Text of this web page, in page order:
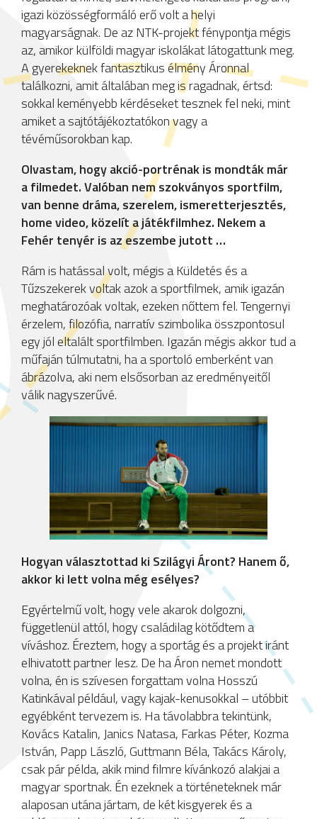
igazi közösségformáló erő volt a helyi
magyarságnak. De az NTK-projekt fénypontja mégis
az, amikor külföldi magyar iskolákat látogattunk meg.
A gyerekeknek fantasztikus élmény Áronnal
találkozni, amit általában meg is ragadnak, értsd:
sokkal keményebb kérdéseket tesznek fel neki, mint
amiket a sajtótájékoztatókon vagy a
tévéműsorokban kap.
Olvastam, hogy akció-portrénak is mondták már
a filmedet. Valóban nem szokványos sportfilm,
van benne dráma, szerelem, ismeretterjesztés,
home video, közelít a játékfilmhez. Nekem a
Fehér tenyér is az eszembe jutott …
Rám is hatással volt, mégis a Küldetés és a
Tűzszekerek voltak azok a sportfilmek, amik igazán
meghatározóak voltak, ezeken nőttem fel. Tengernyi
érzelem, filozófia, narratív szimbolika összpontosul
egy jól eltalált sportfilmben. Igazán mégis akkor tud a
műfaján túlmutatni, ha a sportoló emberként van
ábrázolva, aki nem elsősorban az eredményeitől
válik nagyszerűvé.
Hogyan választottad ki Szilágyi Áront? Hanem ő,
akkor ki lett volna még esélyes?
Egyértelmű volt, hogy vele akarok dolgozni,
függetlenül attól, hogy családilag kötődtem a
víváshoz. Éreztem, hogy a sportág és a projekt iránt
elhivatott partner lesz. De ha Áron nemet mondott
volna, én is szívesen forgattam volna Hosszú
Katinkával például, vagy kajak-kenusokkal – utóbbit
egyébként tervezem is. Ha távolabbra tekintünk,
Kovács Katalin, Janics Natasa, Farkas Péter, Kozma
István, Papp László, Guttmann Béla, Takács Károly,
csak pár példa, akik mind filmre kívánkozó alakjai a
magyar sportnak. Én ezeknek a történeteknek már
alaposan utána jártam, de két kisgyerek és a